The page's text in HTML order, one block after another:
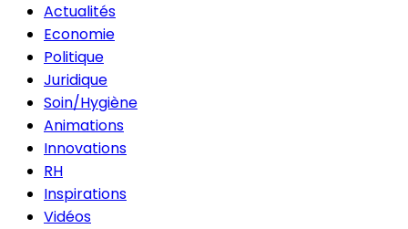
Actualités
Economie
Politique
Juridique
Soin/Hygiène
Animations
Innovations
RH
Inspirations
Vidéos